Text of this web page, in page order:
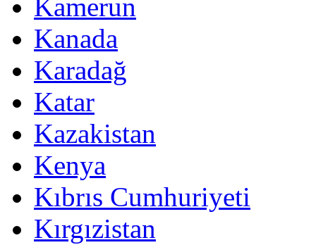
Kamerun
Kanada
Karadağ
Katar
Kazakistan
Kenya
Kıbrıs Cumhuriyeti
Kırgızistan